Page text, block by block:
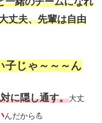
丈夫、先輩は自由
子じゃ～～～ん
に隠し通す。大丈
んだから💪